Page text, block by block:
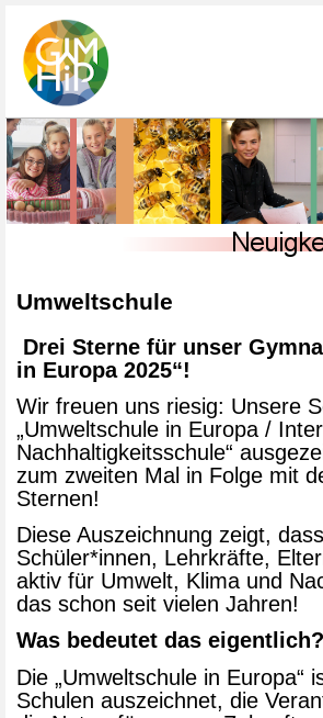
Umweltschule
Drei Sterne für unser
in Europa 2025“!
Wir freuen uns riesig: Unsere
„Umweltschule in Europa /
Nachhaltigkeitsschule“
zum zweiten Mal in Folge mit
Sternen!
Diese Auszeichnung zeigt,
Schüler*innen, Lehrkräfte,
aktiv für Umwelt, Klima und
das schon seit vielen Jahren!
Was bedeutet das eigentlich?
Die „Umweltschule in Europa“
Schulen auszeichnet, die